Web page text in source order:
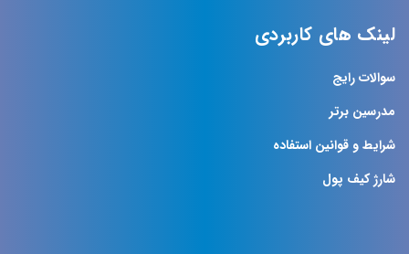
لینک های کاربردی
سوالات رایج
مدرسین برتر
شرایط و قوانین استفاده
شارژ کیف پول